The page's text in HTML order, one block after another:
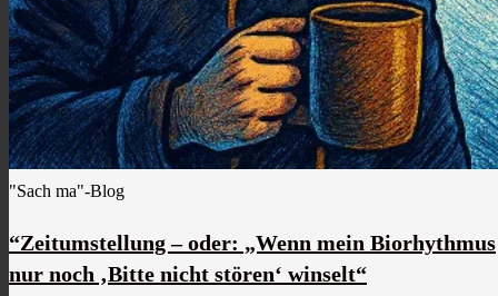
"Sach ma"-Blog
“Zeitumstellung – oder: „Wenn mein Biorhythmus
nur noch ‚Bitte nicht stören‘ winselt“